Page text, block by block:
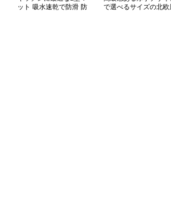
ット 吸水速乾で防滑 防
で選べるサイズの北欧